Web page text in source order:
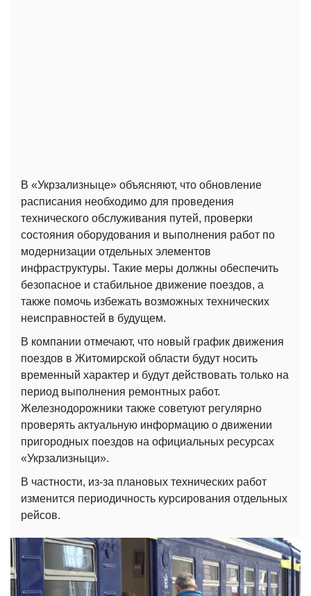
В «Укрзализныце» объясняют, что обновление
расписания необходимо для проведения
технического обслуживания путей, проверки
состояния оборудования и выполнения работ по
модернизации отдельных элементов
инфраструктуры. Такие меры должны обеспечить
безопасное и стабильное движение поездов, а
также помочь избежать возможных технических
неисправностей в будущем.
В компании отмечают, что новый график движения
поездов в Житомирской области будут носить
временный характер и будут действовать только на
период выполнения ремонтных работ.
Железнодорожники также советуют регулярно
проверять актуальную информацию о движении
пригородных поездов на официальных ресурсах
«Укрзализныци».
В частности, из-за плановых технических работ
изменится периодичность курсирования отдельных
рейсов.